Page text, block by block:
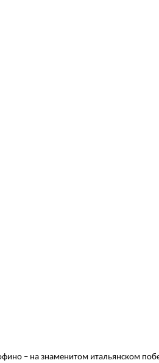
– на знаменитом итальянском